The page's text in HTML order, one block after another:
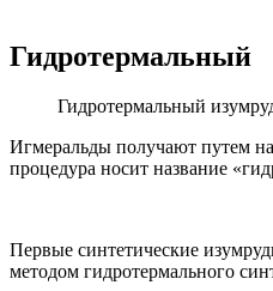
Гидротермальный
Гидротермальный
Игмеральды получают путем
процедура носит название
Первые синтетические
методом гидротермального